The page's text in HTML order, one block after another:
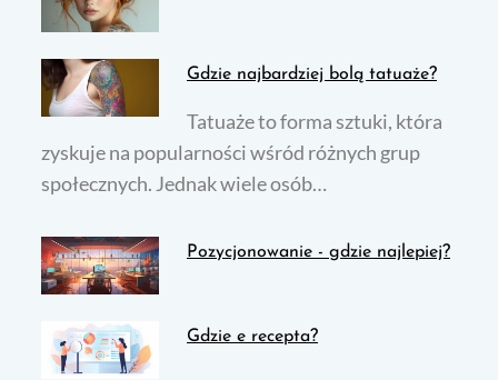
Gdzie najbardziej bolą tatuaże?
Tatuaże to forma sztuki, która
zyskuje na popularności wśród różnych grup
społecznych. Jednak wiele osób…
Pozycjonowanie - gdzie najlepiej?
Gdzie e recepta?